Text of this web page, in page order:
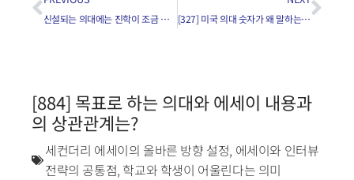
신설되는 의대에는 진학이 조금 쉽나요? [327] 미국 의대 숫자가 왜 말하는 사람마다 다르죠?
[884] 목표로 하는 의대와 에세이 내용과
의 상관관계는?
세컨더리 에세이의 올바른 방향 설정, 에세이와 인터뷰
전략의 공통점, 학교와 학생이 어울린다는 의미